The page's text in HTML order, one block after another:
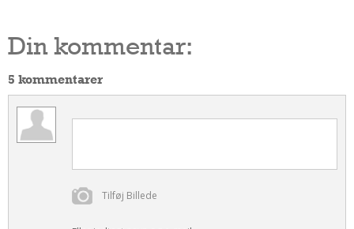
Kemi
GARTNER
Beplantning
Om Værktøj
Din kommentar:
5 kommentarer
Tilføj Billede